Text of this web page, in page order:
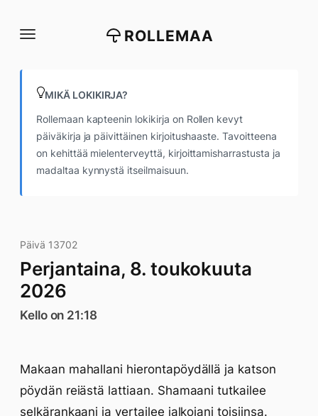
suoraan
ROLLEMAA
MIKÄ LOKIKIRJA?
Rollemaan kapteenin lokikirja on Rollen kevyt
päiväkirja ja päivittäinen kirjoitushaaste. Tavoitteena
on kehittää mielenterveyttä, kirjoittamisharrastusta ja
madaltaa kynnystä itseilmaisuun.
Päivä 13702
Perjantaina, 8. toukokuuta
2026
Kello on 21:18
Makaan mahallani hierontapöydällä ja katson
pöydän reiästä lattiaan. Shamaani tutkailee
selkärankaani ja vertailee jalkojani toisiinsa.